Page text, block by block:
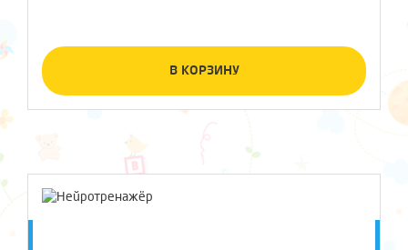
В КОРЗИНУ